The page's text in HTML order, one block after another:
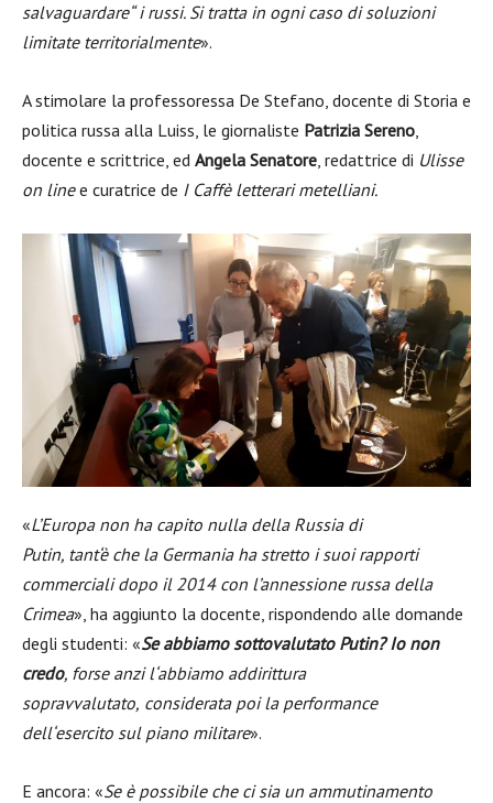
salvaguardare“i russi. Si tratta in ogni caso di soluzioni
limitateterritorialmente».
A stimolare la professoressa De Stefano, docente di Storia e
politica russa alla Luiss, le giornaliste Patrizia Sereno,
docente e scrittrice, ed Angela Senatore, redattrice di Ulisse
on linee curatrice de I Caffè letterari metelliani.
«L’Europa non ha capito nulla della Russia di
Putin, tant‘èche la Germania ha stretto i suoi rapporti
commerciali dopo il 2014 con l’annessione russa della
Crimea» , ha aggiunto la docente, rispondendo alle domande
degli studenti: «Se abbiamo sottovalutato Putin? Io non
credo, forse anzi l‘abbiamo addirittura
sopravvalutato, consideratapoila performance
dell‘esercito sul piano militare».
E ancora: «Se è possibile che ci sia un ammutinamento